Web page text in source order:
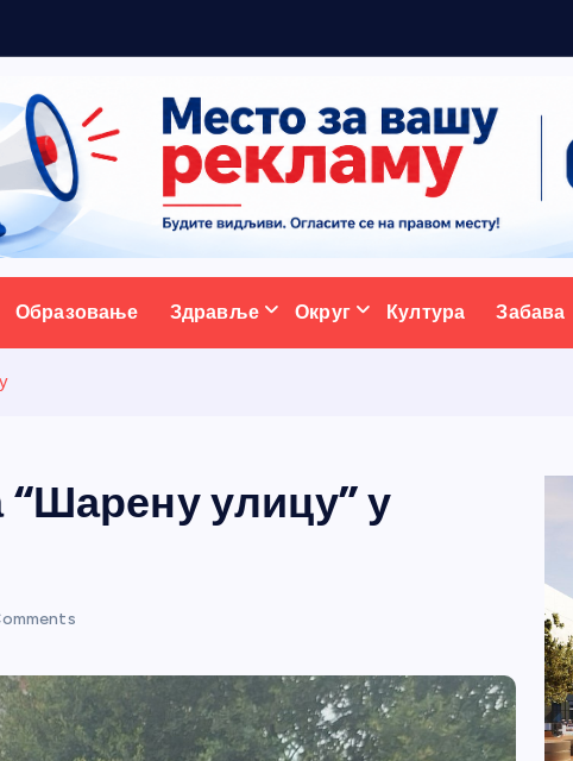
портал
Образовање Здравље Округ Култура Забава
“Шарену улицу” у